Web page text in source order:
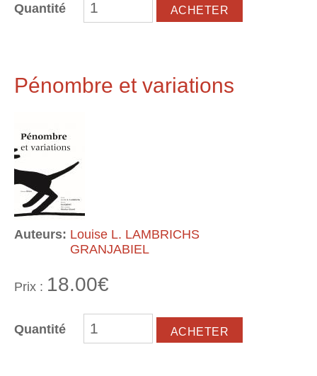
Quantité
Pénombre et variations
Auteurs: Louise L. LAMBRICHS
GRANJABIEL
Prix : 18.00€
Quantité